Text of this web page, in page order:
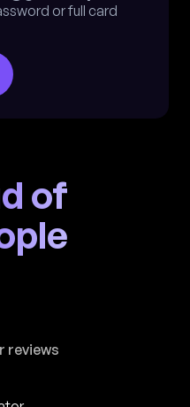
or full card
of
reviews